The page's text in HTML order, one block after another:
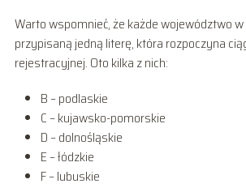
Warto wspomnieć, że każde województwo
przypisaną jedną literę, która rozpoczyna
rejestracyjnej. Oto kilka z nich:
B – podlaskie
C – kujawsko-pomorskie
D – dolnośląskie
E – łódzkie
F – lubuskie